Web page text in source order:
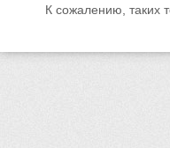
К сожалению, таких